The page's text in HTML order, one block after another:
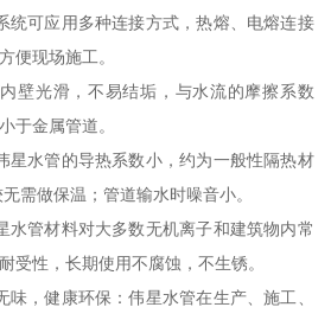
统可应用多种连接方式，热熔、电熔连接
便现场施工。
壁光滑，不易结垢，与水流的摩擦系数
于金属管道。
星水管的导热系数小，约为一般性隔热材
需做保温；管道输水时噪音小。
水管材料对大多数无机离子和建筑物内常
受性，长期使用不腐蚀，不生锈。
味，健康环保：伟星水管在生产、施工、